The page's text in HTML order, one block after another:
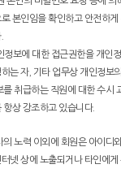
본인임을 확인하고 안전하
보에 대한 접근권한을 개인
는 자, 기타 업무상 개인정보
를 취급하는 직원에 대한 수시
항상 강조하고 있습니다.
의 노력 이외에 회원은 아이디
넷 상에 노출되거나 타인에